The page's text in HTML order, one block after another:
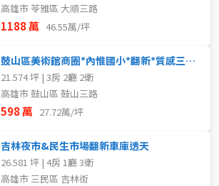
高雄市 苓雅區 大順三路
1188 萬 46.55萬/坪
鼓山區美術館商圈*內惟國小*翻新*質感三房美寓
21.574 坪 | 3房 2廳 2衛
高雄市 鼓山區 鼓山三路
598 萬 27.72萬/坪
吉林夜市&民生市場翻新車庫透天
26.581 坪 | 4房 1廳 3衛
高雄市 三民區 吉林街